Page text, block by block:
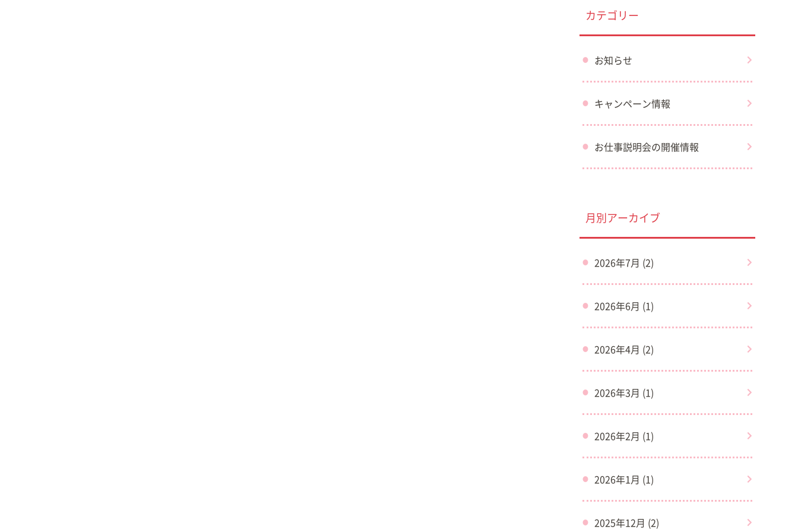
カテゴリー
お知らせ
キャンペーン情報
お仕事説明会の開催情報
月別アーカイブ
2026年7月 (2)
2026年6月 (1)
2026年4月 (2)
2026年3月 (1)
2026年2月 (1)
2026年1月 (1)
2025年12月 (2)